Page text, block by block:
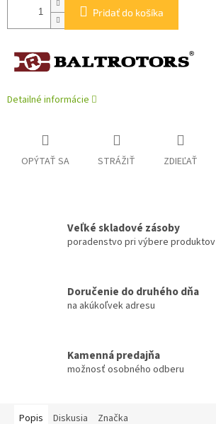
Pridať do košíka
Detailné informácie
OPÝTAŤ SA STRÁŽIŤ ZDIEĽAŤ
Veľké skladové zásoby
poradenstvo pri výbere produktov
Doručenie do druhého dňa
na akúkoľvek adresu
Kamenná predajňa
možnosť osobného odberu
Popis Diskusia Značka